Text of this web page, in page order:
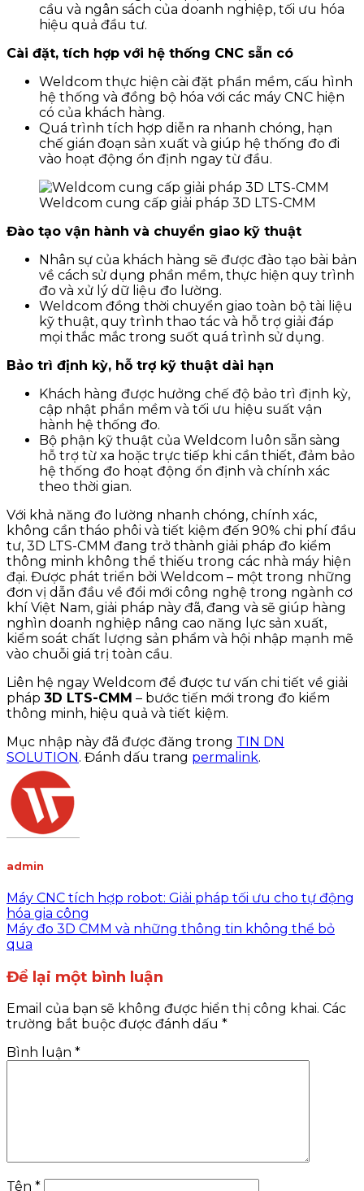
cầu và ngân sách của doanh nghiệp, tối ưu hóa
hiệu quả đầu tư.
Cài đặt, tích hợp với hệ thống CNC sẵn có
Weldcom thực hiện cài đặt phần mềm, cấu hình
hệ thống và đồng bộ hóa với các máy CNC hiện
có của khách hàng.
Quá trình tích hợp diễn ra nhanh chóng, hạn
chế gián đoạn sản xuất và giúp hệ thống đo đi
vào hoạt động ổn định ngay từ đầu.
Weldcom cung cấp giải pháp 3D LTS-CMM
Đào tạo vận hành và chuyển giao kỹ thuật
Nhân sự của khách hàng sẽ được đào tạo bài bản
về cách sử dụng phần mềm, thực hiện quy trình
đo và xử lý dữ liệu đo lường.
Weldcom đồng thời chuyển giao toàn bộ tài liệu
kỹ thuật, quy trình thao tác và hỗ trợ giải đáp
mọi thắc mắc trong suốt quá trình sử dụng.
Bảo trì định kỳ, hỗ trợ kỹ thuật dài hạn
Khách hàng được hưởng chế độ bảo trì định kỳ,
cập nhật phần mềm và tối ưu hiệu suất vận
hành hệ thống đo.
Bộ phận kỹ thuật của Weldcom luôn sẵn sàng
hỗ trợ từ xa hoặc trực tiếp khi cần thiết, đảm bảo
hệ thống đo hoạt động ổn định và chính xác
theo thời gian.
Với khả năng đo lường nhanh chóng, chính xác,
không cần tháo phôi và tiết kiệm đến 90% chi phí đầu
tư, 3D LTS-CMM đang trở thành giải pháp đo kiểm
thông minh không thể thiếu trong các nhà máy hiện
đại. Được phát triển bởi Weldcom – một trong những
đơn vị dẫn đầu về đổi mới công nghệ trong ngành cơ
khí Việt Nam, giải pháp này đã, đang và sẽ giúp hàng
nghìn doanh nghiệp nâng cao năng lực sản xuất,
kiểm soát chất lượng sản phẩm và hội nhập mạnh mẽ
vào chuỗi giá trị toàn cầu.
Liên hệ ngay Weldcom để được tư vấn chi tiết về giải
pháp 3D LTS-CMM – bước tiến mới trong đo kiểm
thông minh, hiệu quả và tiết kiệm.
Mục nhập này đã được đăng trong TIN DN
SOLUTION. Đánh dấu trang permalink.
admin
Máy CNC tích hợp robot: Giải pháp tối ưu cho tự động
hóa gia công
Máy đo 3D CMM và những thông tin không thể bỏ
qua
Để lại một bình luận
Email của bạn sẽ không được hiển thị công khai. Các
trường bắt buộc được đánh dấu *
Bình luận *
Tên *